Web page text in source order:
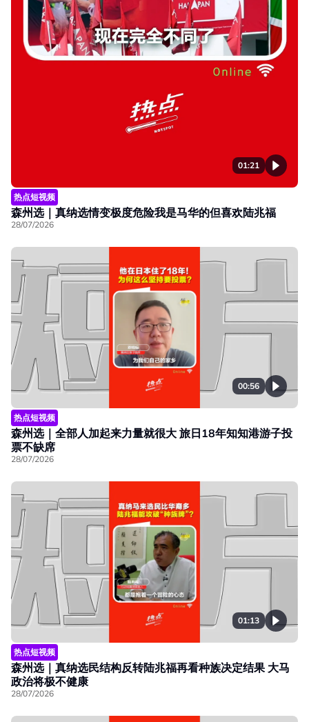
01:21
热点短视频
森州选｜真纳选情变极度危险我是马华的但喜欢陆兆福
28/07/2026
00:56
热点短视频
森州选｜全部人加起来力量就很大 旅日18年知知港游子投
票不缺席
28/07/2026
01:13
热点短视频
森州选｜真纳选民结构反转陆兆福再看种族决定结果 大马
政治将极不健康
28/07/2026